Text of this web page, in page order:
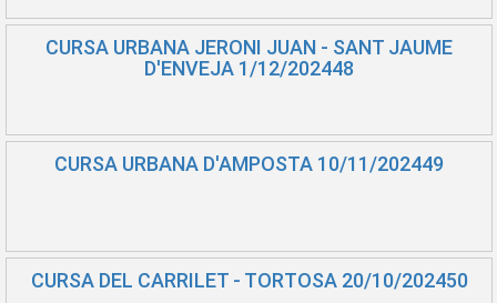
CURSA URBANA JERONI JUAN - SANT JAUME
D'ENVEJA 1/12/202448
CURSA URBANA D'AMPOSTA 10/11/202449
CURSA DEL CARRILET - TORTOSA 20/10/202450